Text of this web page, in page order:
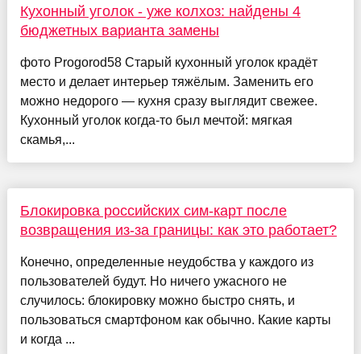
Кухонный уголок - уже колхоз: найдены 4
бюджетных варианта замены
фото Progorod58 Старый кухонный уголок крадёт
место и делает интерьер тяжёлым. Заменить его
можно недорого — кухня сразу выглядит свежее.
Кухонный уголок когда-то был мечтой: мягкая
скамья,...
Блокировка российских сим-карт после
возвращения из-за границы: как это работает?
Конечно, определенные неудобства у каждого из
пользователей будут. Но ничего ужасного не
случилось: блокировку можно быстро снять, и
пользоваться смартфоном как обычно. Какие карты
и когда ...